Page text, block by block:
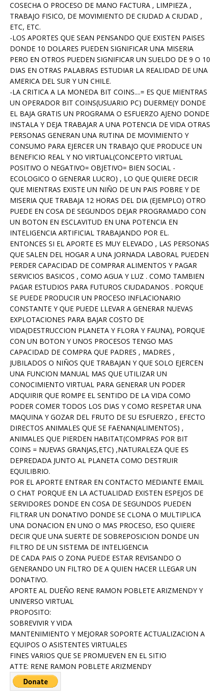
COSECHA O PROCESO DE MANO FACTURA , LIMPIEZA ,
TRABAJO FISICO, DE MOVIMIENTO DE CIUDAD A CIUDAD ,
ETC, ETC.
-LOS APORTES QUE SEAN PENSANDO QUE EXISTEN PAISES
DONDE 10 DOLARES PUEDEN SIGNIFICAR UNA MISERIA
PERO EN OTROS PUEDEN SIGNIFICAR UN SUELDO DE 9 O 10
DIAS EN OTRAS PALABRAS ESTUDIAR LA REALIDAD DE UNA
AMERICA DEL SUR Y UN CHILE.
-LA CRITICA A LA MONEDA BIT COINS....= ES QUE MIENTRAS
UN OPERADOR BIT COINS(USUARIO PC) DUERME(Y DONDE
EL BAJA GRATIS UN PROGRAMA O ESFUERZO AJENO DONDE
INSTALA Y DEJA TRABAJAR A UNA POTENCIA DE VIDA OTRAS
PERSONAS GENERAN UNA RUTINA DE MOVIMIENTO Y
CONSUMO PARA EJERCER UN TRABAJO QUE PRODUCE UN
BENEFICIO REAL Y NO VIRTUAL(CONCEPTO VIRTUAL
POSITIVO O NEGATIVO= OBJETIVO= BIEN SOCIAL -
ECOLOGICO O GENERAR LUCRO) , LO QUE QUIERE DECIR
QUE MIENTRAS EXISTE UN NIÑO DE UN PAIS POBRE Y DE
MISERIA QUE TRABAJA 12 HORAS DEL DIA (EJEMPLO) OTRO
PUEDE EN COSA DE SEGUNDOS DEJAR PROGRAMADO CON
UN BOTON EN ESCLAVITUD EN UNA POTENCIA EN
INTELIGENCIA ARTIFICIAL TRABAJANDO POR EL.
ENTONCES SI EL APORTE ES MUY ELEVADO , LAS PERSONAS
QUE SALEN DEL HOGAR A UNA JORNADA LABORAL PUEDEN
PERDER CAPACIDAD DE COMPRAR ALIMENTOS Y PAGAR
SERVICIOS BASICOS , COMO AGUA Y LUZ . COMO TAMBIEN
PAGAR ESTUDIOS PARA FUTUROS CIUDADANOS . PORQUE
SE PUEDE PRODUCIR UN PROCESO INFLACIONARIO
CONSTANTE Y QUE PUEDE LLEVAR A GENERAR NUEVAS
EXPLOTACIONES PARA BAJAR COSTO DE
VIDA(DESTRUCCION PLANETA Y FLORA Y FAUNA), PORQUE
CON UN BOTON Y UNOS PROCESOS TENGO MAS
CAPACIDAD DE COMPRA QUE PADRES , MADRES ,
JUBILADOS O NIÑOS QUE TRABAJAN Y QUE SOLO EJERCEN
UNA FUNCION MANUAL MAS QUE UTILIZAR UN
CONOCIMIENTO VIRTUAL PARA GENERAR UN PODER
ADQUIRIR QUE ROMPE EL SENTIDO DE LA VIDA COMO
PODER COMER TODOS LOS DIAS Y COMO RESPETAR UNA
MAQUINA Y GOZAR DEL FRUTO DE SU ESFUERZO , EFECTO
DIRECTOS ANIMALES QUE SE FAENAN(ALIMENTOS) ,
ANIMALES QUE PIERDEN HABITAT(COMPRAS POR BIT
COINS = NUEVAS GRANJAS,ETC) ,NATURALEZA QUE ES
DEPREDADA JUNTO AL PLANETA COMO DESTRUIR
EQUILIBRIO.
POR EL APORTE ENTRAR EN CONTACTO MEDIANTE EMAIL
O CHAT PORQUE EN LA ACTUALIDAD EXISTEN ESPEJOS DE
SERVIDORES DONDE EN COSA DE SEGUNDOS PUEDEN
FILTRAR UN DONATIVO DONDE SE CLONA O MULTIPLICA
UNA DONACION EN UNO O MAS PROCESO, ESO QUIERE
DECIR QUE UNA SUERTE DE SOBREPOSICION DONDE UN
FILTRO DE UN SISTEMA DE INTELIGENCIA
DE CADA PAIS O ZONA PUEDE ESTAR REVISANDO O
GENERANDO UN FILTRO DE A QUIEN HACER LLEGAR UN
DONATIVO.
APORTE AL DUEÑO RENE RAMON POBLETE ARIZMENDY Y
UNIVERSO VIRTUAL
PROPOSITO:
SOBREVIVIR Y VIDA
MANTENIMIENTO Y MEJORAR SOPORTE ACTUALIZACION A
EQUIPOS O ASISTENTES VIRTUALES
FINES VARIOS QUE SE PROMUEVEN EN EL SITIO
ATTE: RENE RAMON POBLETE ARIZMENDY